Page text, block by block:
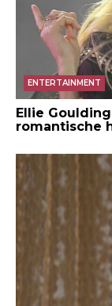
ENTERTAINMENT
Ellie
romantische